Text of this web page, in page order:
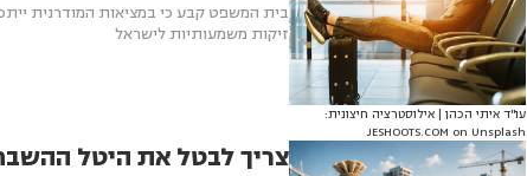
עו"ד איתי הכהן | אילוסטרציה חיצונית:
JESHOOTS.COM on Unsplash
בית המשפט קבע כי במציאות המודרנית
זיקות משמעותיות לישראל
צריך לבטל את היטל